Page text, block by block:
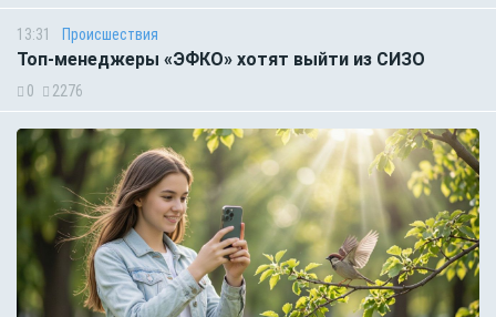
13:31 Происшествия
Топ-менеджеры «ЭФКО» хотят выйти из СИЗО
0 2276